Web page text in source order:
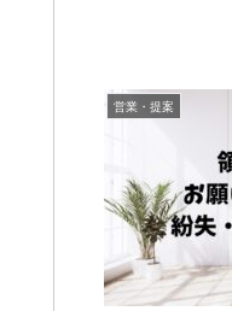
営業・提案